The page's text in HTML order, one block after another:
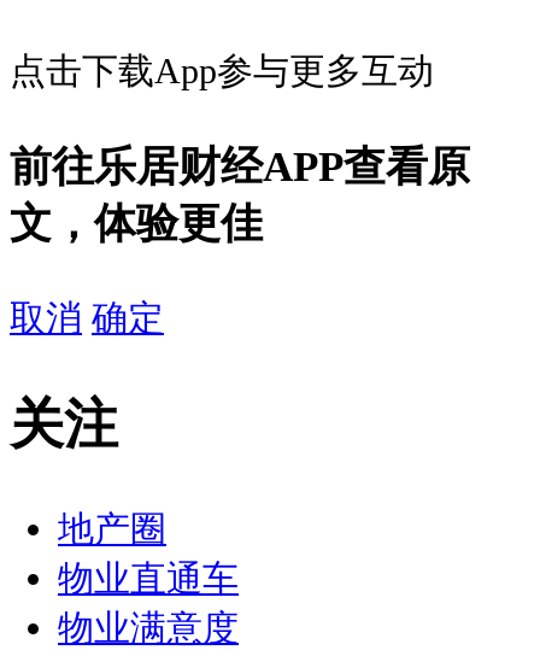
点击下载App参与更多互动
前往乐居财经APP查看原
文，体验更佳
取消 确定
关注
地产圈
物业直通车
物业满意度